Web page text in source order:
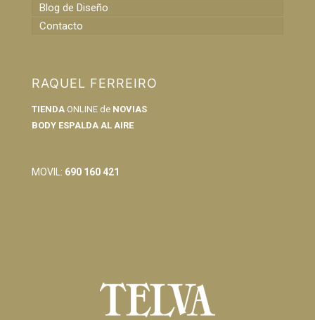
Blog de Diseño
Contacto
RAQUEL FERREIRO
TIENDA ONLINE de NOVIAS
BODY ESPALDA AL AIRE
MOVIL: 690 160 421